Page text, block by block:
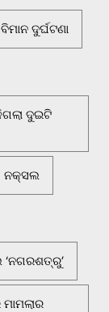
ଦୁର୍ଘଟଣା
ଦୁଇଟି
ନକ୍ସଲ
‘ନଗରଶତ୍ରୁ’